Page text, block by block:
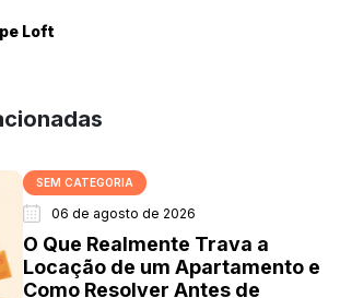
Loft
SEM CATEGORIA
06 de agosto de 2026
O Que Realmente Trava a
Locação de um Apartamento e
Como Resolver Antes de